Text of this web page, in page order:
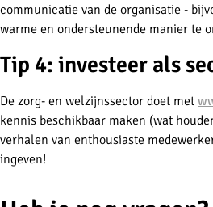
communicatie van de organisatie -
warme en ondersteunende manier te
Tip 4: investeer als
De zorg- en welzijnssector doet met
kennis beschikbaar maken (wat
verhalen van enthousiaste
ingeven!